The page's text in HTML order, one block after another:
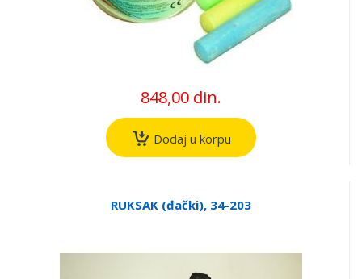
848,00 din.
Dodaj u korpu
RUKSAK (đački), 34-203